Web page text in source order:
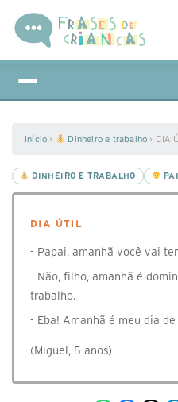
Início › Dinheiro e trabalho › DIA
DINHEIRO E TRABALHO PAI
DIA ÚTIL
- Papai, amanhã você vai
- Não, filho, amanhã é
trabalho.
- Eba! Amanhã é meu dia
(Miguel, 5 anos)